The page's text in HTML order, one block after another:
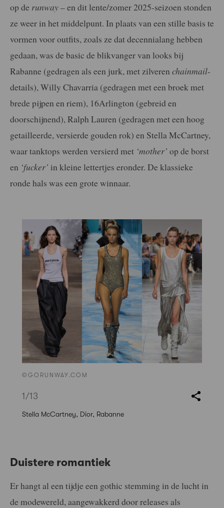
op de runway– en dit lente/zomer 2025-seizoen stonden
ze weer in het middelpunt. In plaats van een stille basis te
vormen voor outfits, zoals ze dat decennialang hebben
gedaan, was de basic de blikvanger van looks bij
Rabanne (gedragen als een jurk, met zilveren chainmail-
details), Willy Chavarria (gedragen met een broek met
brede pijpen en riem), 16Arlington (gebreid en
doorschijnend), Ralph Lauren (gedragen met een hoog
getailleerde, versierde gouden rok) en Stella McCartney,
waar tanktops werden versierd met ‘mother’ op de borst
en ‘fucker’ in kleine lettertjes eronder. De klassieke
ronde hals was een grote winnaar.
©GORUNWAY.COM
1 /13
Stella McCartney, Dior, Rabanne
Duistere romantiek
Er hangt al een tijdje een gothic stemming in de lucht in
de modewereld, aangewakkerd door releases als